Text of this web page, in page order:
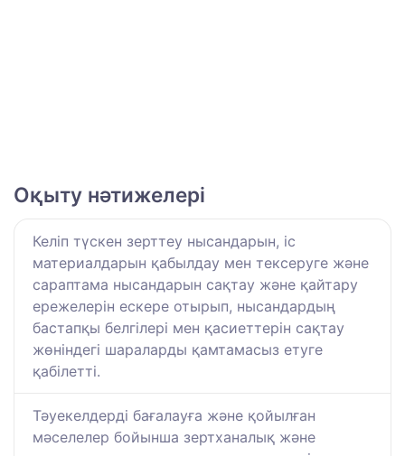
Оқыту нәтижелері
Келіп түскен зерттеу нысандарын, іс
материалдарын қабылдау мен тексеруге және
сараптама нысандарын сақтау және қайтару
ережелерін ескере отырып, нысандардың
бастапқы белгілері мен қасиеттерін сақтау
жөніндегі шараларды қамтамасыз етуге
қабілетті.
Тәуекелдерді бағалауға және қойылған
мәселелер бойынша зертханалық және